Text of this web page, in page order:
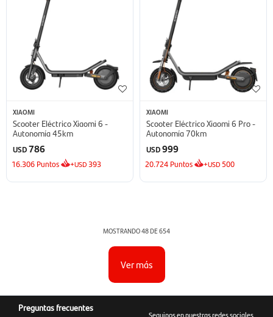
XIAOMI
Scooter Eléctrico Xiaomi 6 -
Autonomía 45km
USD786
16.306 Puntos +USD 393
XIAOMI
Scooter Eléctrico Xiaomi 6 Pro -
Autonomía 70km
USD999
20.724 Puntos +USD 500
MOSTRANDO48DE654
Ver más
Preguntas frecuentes
Seguinos en nuestras redes sociales